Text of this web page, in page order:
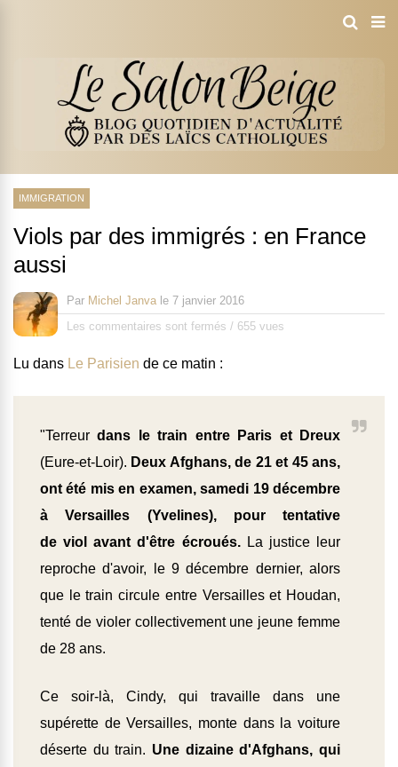
IMMIGRATION
Viols par des immigrés : en France
aussi
Par Michel Janva le 7 janvier 2016
Les commentaires sont fermés / 655 vues
Lu dans Le Parisien de ce matin :
"Terreurdans le train entre Paris et Dreux
(Eure-et-Loir). Deux Afghans, de 21 et 45 ans,
ont été mis en examen, samedi 19 décembre
à Versailles (Yvelines), pour tentative
de viol avant d'être écroués.La justice leur
reproche d'avoir, le 9 décembre dernier, alors
que le train circule entre Versailles et Houdan,
tenté de violer collectivement une jeune femme
de 28 ans.
Ce soir-là, Cindy, qui travaille dans une
supérette de Versailles, monte dans la voiture
déserte du train. Une dizaine d'Afghans, qui